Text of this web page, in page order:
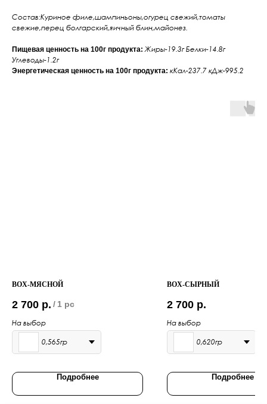
Состав:Куриное филе,шампиньоны,огурец свежий,томаты
свежие,перец болгарский,яичный блин,майонез.
Пищевая ценность на 100г продукта:Жиры-19.3г Белки-14.8г
Углеводы-1.2г
Энергетическая ценность на 100г продукта: кКал-237.7 кДж-995.2
BOX-МЯСНОЙ
2 700 р. / 1 pc
На выбор
0,565гр
Подробнее
BOX-СЫРНЫЙ
2 700 р.
На выбор
0,620гр
Подробнее